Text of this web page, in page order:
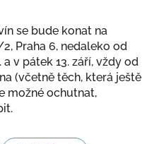
se bude konat na
Praha 6, nedaleko od
v pátek 13. září, vždy od
(včetně těch, která ještě
možné ochutnat,